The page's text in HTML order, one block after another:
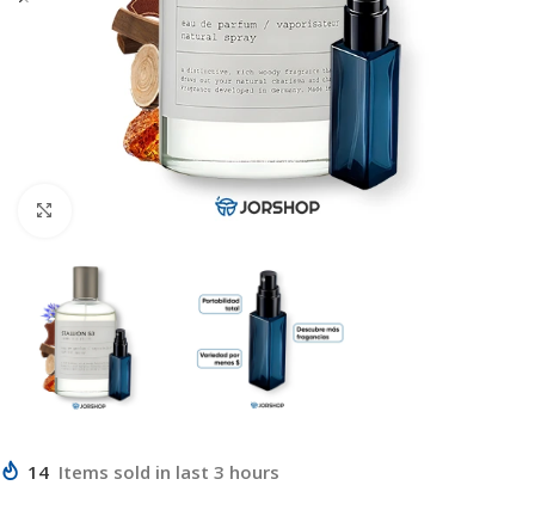
14 Items sold in last 3 hours